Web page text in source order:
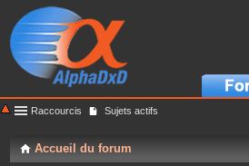
Raccourcis Sujets actifs
Accueil du forum